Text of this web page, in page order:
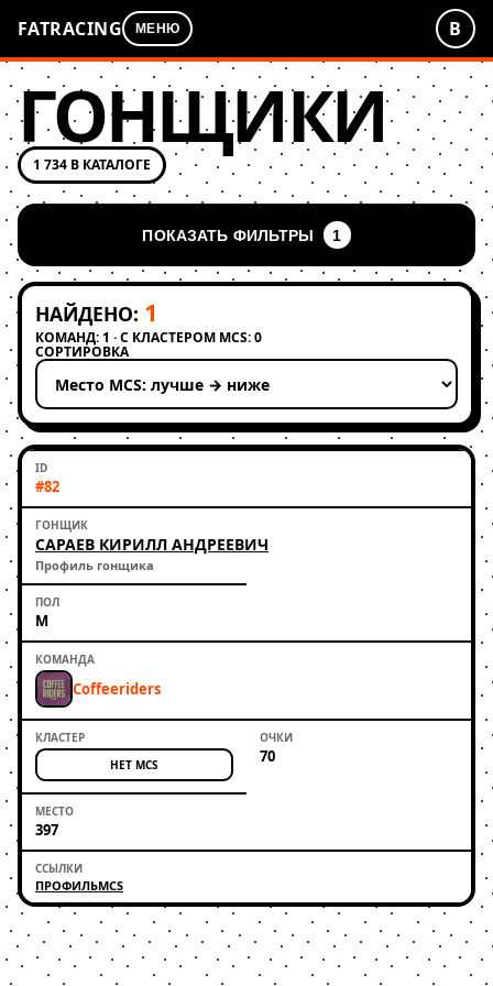
FATRACING МЕНЮ В
ГОНЩИКИ
1 734 В КАТАЛОГЕ
ПОКАЗАТЬ ФИЛЬТРЫ 1
НАЙДЕНО: 1
КОМАНД: 1 · С КЛАСТЕРОМ MCS: 0
СОРТИРОВКА
Применить сортировку
#82
САРАЕВ КИРИЛЛ АНДРЕЕВИЧ
Профиль гонщика
М
Coffeeriders
НЕТ MCS 70
397
ПРОФИЛЬMCS